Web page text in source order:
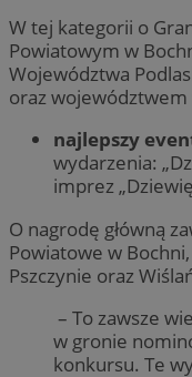
W tej kategorii o
Powiatowym w
Województwa
oraz
najlepszy
wydarzenia:
imprez
O nagrodę główną
Powiatowe w
Pszczynie oraz
– To zawsze
w gronie
konkursu. Te